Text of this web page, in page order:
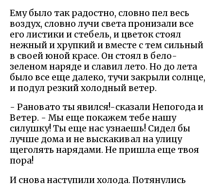
Ему было так радостно, словно пел весь
воздух, словно лучи света пронизали все
его листики и стебель, и цветок стоял
нежный и хрупкий и вместе с тем сильный
в своей юной красе. Он стоял в бело-
зеленом наряде и славил лето. Но до лета
было все еще далеко, тучи закрыли солнце,
и подул резкий холодный ветер.
- Рановато ты явился!-сказали Непогода и
Ветер. - Мы еще покажем тебе нашу
силушку! Ты еще нас узнаешь! Сидел бы
лучше дома и не выскакивал на улицу
щеголять нарядами. Не пришла еще твоя
пора!
И снова наступили холода. Потянулись